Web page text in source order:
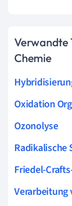
Verwandte
Chemie
Oxidation
Ozonolyse
Friedel-